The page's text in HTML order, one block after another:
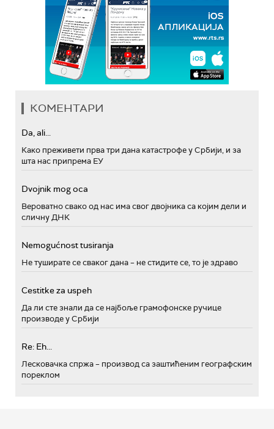
КОМЕНТАРИ
Da, ali...
Како преживети прва три дана катастрофе у Србији, и за
шта нас припрема ЕУ
Dvojnik mog oca
Вероватно свако од нас има свог двојника са којим дели и
сличну ДНК
Nemogućnost tusiranja
Не туширате се сваког дана – не стидите се, то је здраво
Cestitke za uspeh
Да ли сте знали да се најбоље грамофонске ручице
производе у Србији
Re: Eh...
Лесковачка спржа – производ са заштићеним географским
пореклом